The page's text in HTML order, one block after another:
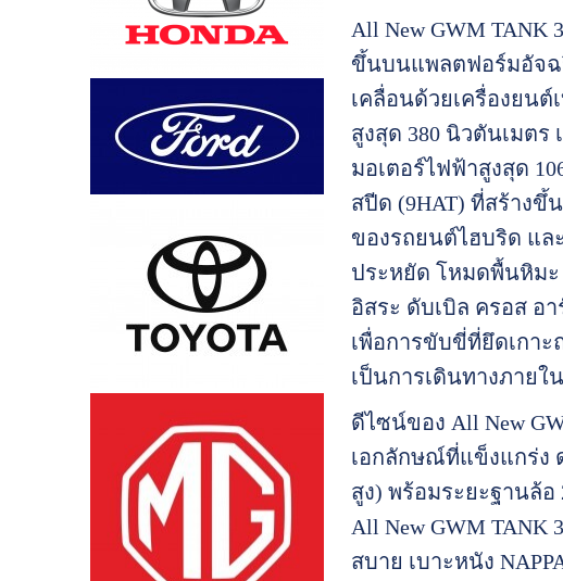
All New GWM TANK
ขึ้นบนแพลตฟอร์มอัจฉ
เคลื่อนด้วยเครื่องยนต์
สูงสุด 380 นิวตันเมตร
มอเตอร์ไฟฟ้าสูงสุด
สปีด (9HAT) ที่สร้างขึ้
ของรถยนต์ไฮบริด แ
ประหยัด โหมดพื้นหิม
อิสระ ดับเบิล ครอส อ
เพื่อการขับขี่ที่ยึดเกา
เป็นการเดินทางภายใ
ดีไซน์ของ All New
เอกลักษณ์ที่แข็งแกร่ง
สูง) พร้อมระยะฐานล้อ
All New GWM
สบาย เบาะหนัง